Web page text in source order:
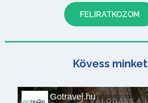
Kövess minket
Gotravel.hu